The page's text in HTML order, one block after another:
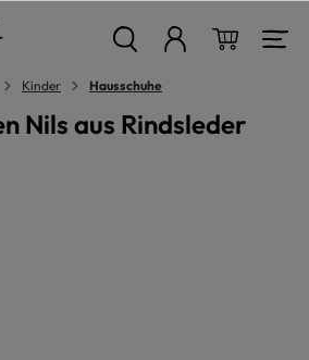
Kinder Hausschuhe
Nils aus Rindsleder